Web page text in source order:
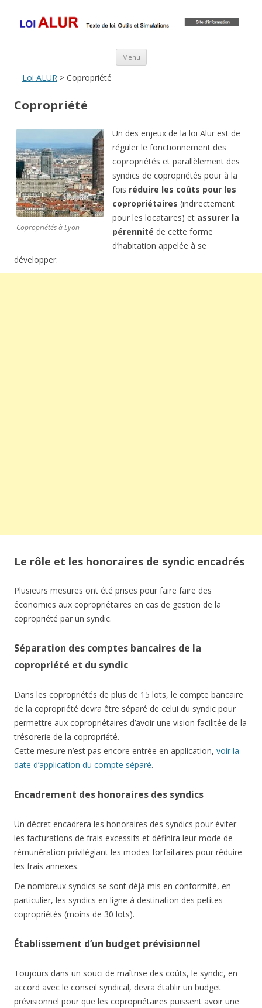
Loi ALUR
ALUR
Menu Aller au contenu principal
Loi ALUR > Copropriété
Copropriété
Copropriétés à Lyon
Un des enjeux de la loi Alur est de
réguler le fonctionnement des
copropriétés et parallèlement des
syndics de copropriétés pour à la
fois réduire les coûts pour les
copropriétaires (indirectement
pour les locataires) et assurer la
pérennité de cette forme
d’habitation appelée à se
développer.
Le rôle et les honoraires de syndic encadrés
Plusieurs mesures ont été prises pour faire faire des
économies aux copropriétaires en cas de gestion de la
copropriété par un syndic.
Séparation des comptes bancaires de la
copropriété et du syndic
Dans les copropriétés de plus de 15 lots, le compte bancaire
de la copropriété devra être séparé de celui du syndic pour
permettre aux copropriétaires d’avoir une vision facilitée de la
trésorerie de la copropriété.
Cette mesure n’est pas encore entrée en application, voir la
date d’application du compte séparé.
Encadrement des honoraires des syndics
Un décret encadrera les honoraires des syndics pour éviter
les facturations de frais excessifs et définira leur mode de
rémunération privilégiant les modes forfaitaires pour réduire
les frais annexes.
De nombreux syndics se sont déjà mis en conformité, en
particulier, les syndics en ligne à destination des petites
copropriétés (moins de 30 lots).
Établissement d’un budget prévisionnel
Toujours dans un souci de maîtrise des coûts, le syndic, en
accord avec le conseil syndical, devra établir un budget
prévisionnel pour que les copropriétaires puissent avoir une